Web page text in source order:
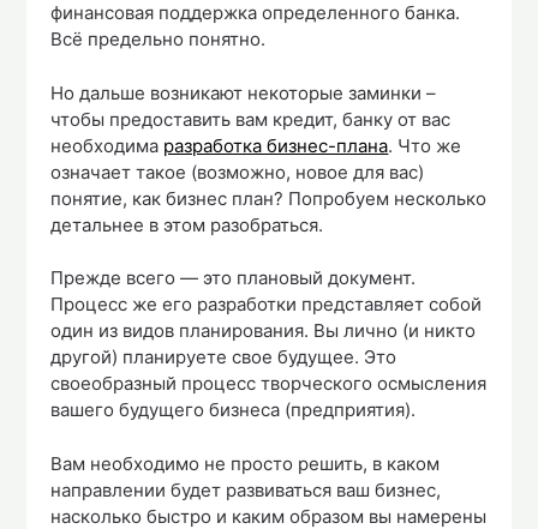
финансовая поддержка определенного банка.
Всё предельно понятно.
Но дальше возникают некоторые заминки –
чтобы предоставить вам кредит, банку от вас
необходима разработка бизнес-плана. Что же
означает такое (возможно, новое для вас)
понятие, как бизнес план? Попробуем несколько
детальнее в этом разобраться.
Прежде всего — это плановый документ.
Процесс же его разработки представляет собой
один из видов планирования. Вы лично (и никто
другой) планируете свое будущее. Это
своеобразный процесс творческого осмысления
вашего будущего бизнеса (предприятия).
Вам необходимо не просто решить, в каком
направлении будет развиваться ваш бизнес,
насколько быстро и каким образом вы намерены